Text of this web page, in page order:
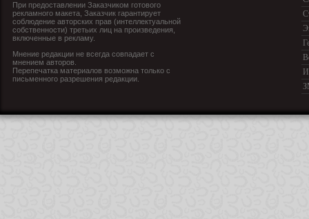
При предоставлении Заказчиком готового
рекламного макета, Заказчик гарантирует
соблюдение авторских прав (интеллектуальной
собственности) третьих лиц на произведения,
включенные в рекламу.
Мнение редакции не всегда совпадает с
мнением авторов.
Перепечатка материалов возможна только с
письменного разрешения редакции.